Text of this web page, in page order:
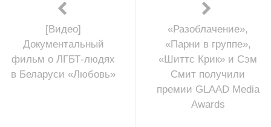
[Видео]
Документальный
фильм о ЛГБТ-людях
в Беларуси «Любовь»
«Разоблачение»,
«Парни в группе»,
«Шиттс Крик» и Сэм
Смит получили
премии GLAAD Media
Awards